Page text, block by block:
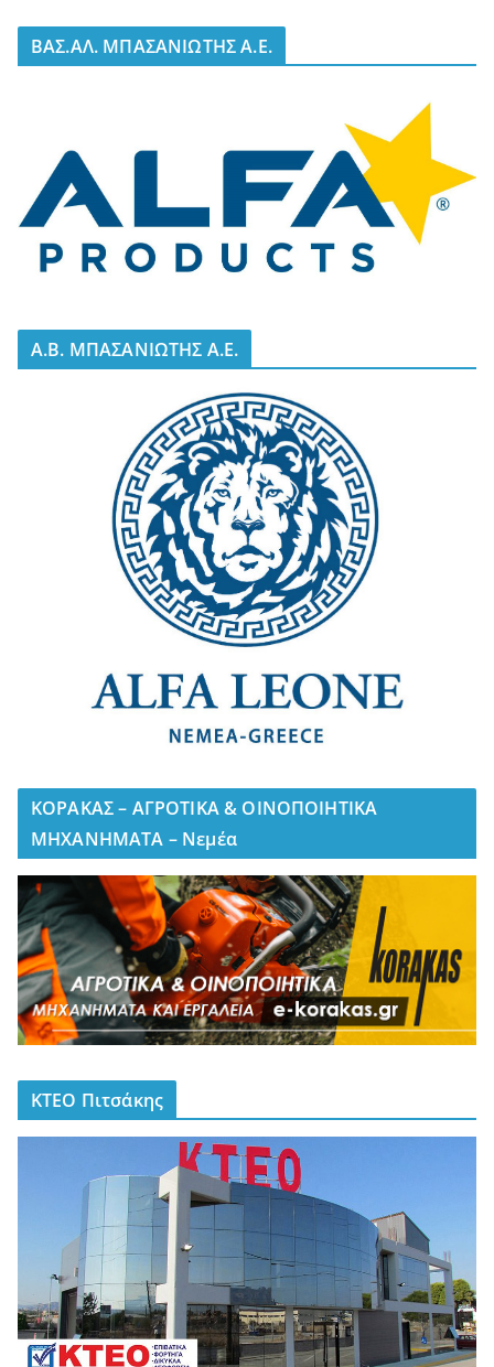
BΑΣ.ΑΛ. ΜΠΑΣΑΝΙΩΤΗΣ Α.Ε.
A.B. ΜΠΑΣΑΝΙΩΤΗΣ Α.Ε.
ΚΟΡΑΚΑΣ – ΑΓΡΟΤΙΚΑ & ΟΙΝΟΠΟΙΗΤΙΚΑ
ΜΗΧΑΝΗΜΑΤΑ – Νεμέα
ΚΤΕΟ Πιτσάκης